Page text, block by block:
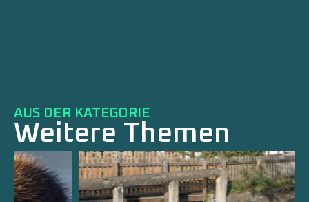
AUS DER KATEGORIE
Weitere Themen